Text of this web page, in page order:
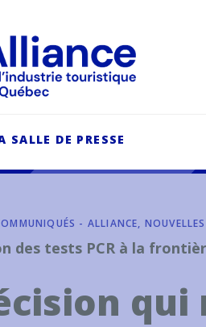
SALLE DE PRESSE
- ALLIANCE, NOUVELLES
des tests PCR à la